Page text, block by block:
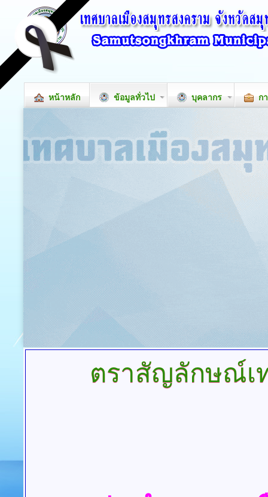
หน้าหลัก ข้อมูลทั่วไป บุคลากร ก
ตราสัญลักษณ์เ